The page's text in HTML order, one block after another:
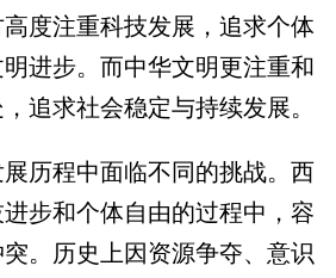
度注重科技发展，追求个体
进步。而中华文明更注重和
追求社会稳定与持续发展。
程中面临不同的挑战。西
步和个体自由的过程中，容
。历史上因资源争夺、意识